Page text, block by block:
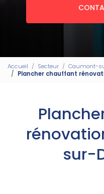
Accueil Secteur
Caumont-
Plancher chauffant
sur-